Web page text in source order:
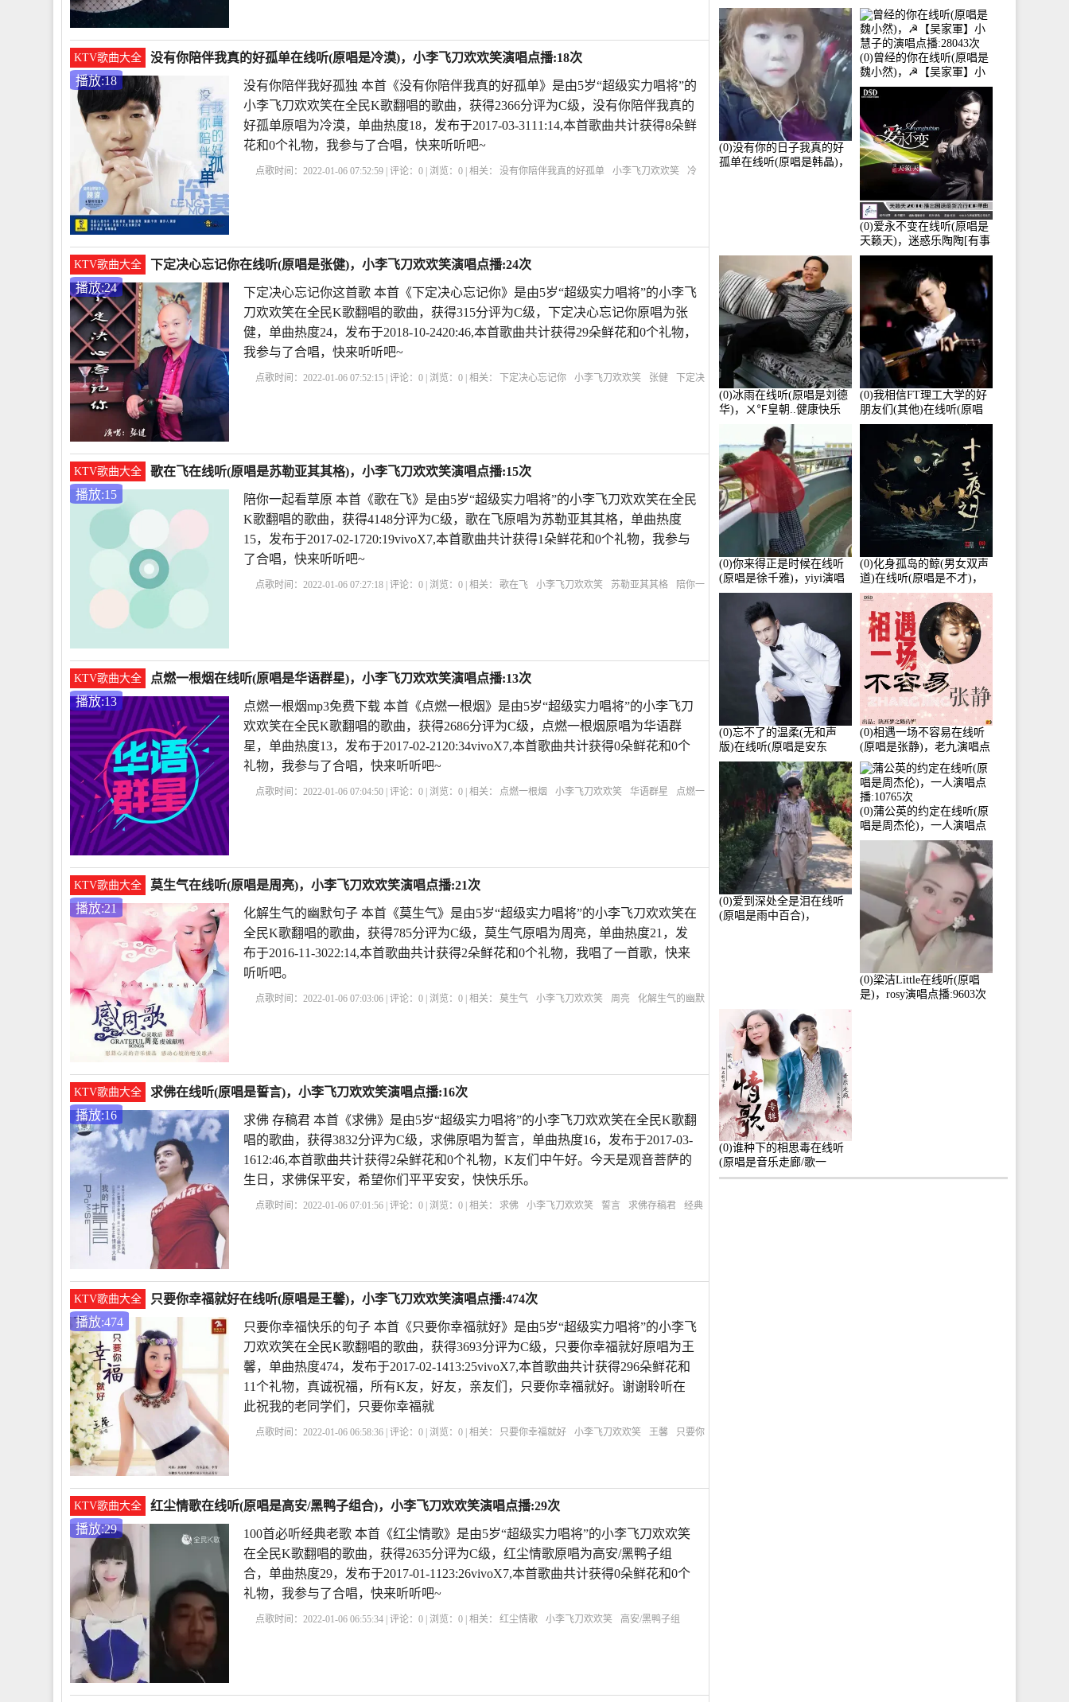
KTV歌曲大全
没有你陪伴我真的好孤单在线听(原唱是冷漠)，小李飞刀欢欢笑演唱点播:18次
播放:18
没有你陪伴我好孤独 本首《没有你陪伴我真的好孤单》是由5岁“超级实力唱将”的
小李飞刀欢欢笑在全民K歌翻唱的歌曲，获得2366分评为C级，没有你陪伴我真的
好孤单原唱为冷漠，单曲热度18，发布于2017-03-3111:14,本首歌曲共计获得8朵鲜
花和0个礼物，我参与了合唱，快来听听吧~
点歌时间：2022-01-06 07:52:59 | 评论：0 | 浏览：0 | 相关： 没有你陪伴我真的好孤单 小李飞刀欢欢笑
冷
KTV歌曲大全
下定决心忘记你在线听(原唱是张健)，小李飞刀欢欢笑演唱点播:24次
播放:24
下定决心忘记你这首歌 本首《下定决心忘记你》是由5岁“超级实力唱将”的小李飞
刀欢欢笑在全民K歌翻唱的歌曲，获得315分评为C级，下定决心忘记你原唱为张
健，单曲热度24，发布于2018-10-2420:46,本首歌曲共计获得29朵鲜花和0个礼物，
我参与了合唱，快来听听吧~
点歌时间：2022-01-06 07:52:15 | 评论：0 | 浏览：0 | 相关： 下定决心忘记你 小李飞刀欢欢笑 张健
下定决
KTV歌曲大全
歌在飞在线听(原唱是苏勒亚其其格)，小李飞刀欢欢笑演唱点播:15次
播放:15
陪你一起看草原 本首《歌在飞》是由5岁“超级实力唱将”的小李飞刀欢欢笑在全民
K歌翻唱的歌曲，获得4148分评为C级，歌在飞原唱为苏勒亚其其格，单曲热度
15，发布于2017-02-1720:19vivoX7,本首歌曲共计获得1朵鲜花和0个礼物，我参与
了合唱，快来听听吧~
点歌时间：2022-01-06 07:27:18 | 评论：0 | 浏览：0 | 相关： 歌在飞 小李飞刀欢欢笑 苏勒亚其其格
陪你一
KTV歌曲大全
点燃一根烟在线听(原唱是华语群星)，小李飞刀欢欢笑演唱点播:13次
播放:13
点燃一根烟mp3免费下载 本首《点燃一根烟》是由5岁“超级实力唱将”的小李飞刀
欢欢笑在全民K歌翻唱的歌曲，获得2686分评为C级，点燃一根烟原唱为华语群
星，单曲热度13，发布于2017-02-2120:34vivoX7,本首歌曲共计获得0朵鲜花和0个
礼物，我参与了合唱，快来听听吧~
点歌时间：2022-01-06 07:04:50 | 评论：0 | 浏览：0 | 相关： 点燃一根烟 小李飞刀欢欢笑 华语群星
点燃一
KTV歌曲大全
莫生气在线听(原唱是周亮)，小李飞刀欢欢笑演唱点播:21次
播放:21
化解生气的幽默句子 本首《莫生气》是由5岁“超级实力唱将”的小李飞刀欢欢笑在
全民K歌翻唱的歌曲，获得785分评为C级，莫生气原唱为周亮，单曲热度21，发
布于2016-11-3022:14,本首歌曲共计获得2朵鲜花和0个礼物，我唱了一首歌，快来
听听吧。
点歌时间：2022-01-06 07:03:06 | 评论：0 | 浏览：0 | 相关： 莫生气 小李飞刀欢欢笑 周亮
化解生气的幽默
KTV歌曲大全
求佛在线听(原唱是誓言)，小李飞刀欢欢笑演唱点播:16次
播放:16
求佛 存稿君 本首《求佛》是由5岁“超级实力唱将”的小李飞刀欢欢笑在全民K歌翻
唱的歌曲，获得3832分评为C级，求佛原唱为誓言，单曲热度16，发布于2017-03-
1612:46,本首歌曲共计获得2朵鲜花和0个礼物，K友们中午好。今天是观音菩萨的
生日，求佛保平安，希望你们平平安安，快快乐乐。
点歌时间：2022-01-06 07:01:56 | 评论：0 | 浏览：0 | 相关： 求佛 小李飞刀欢欢笑 誓言 求佛存稿君
经典
KTV歌曲大全
只要你幸福就好在线听(原唱是王馨)，小李飞刀欢欢笑演唱点播:474次
播放:474
只要你幸福快乐的句子 本首《只要你幸福就好》是由5岁“超级实力唱将”的小李飞
刀欢欢笑在全民K歌翻唱的歌曲，获得3693分评为C级，只要你幸福就好原唱为王
馨，单曲热度474，发布于2017-02-1413:25vivoX7,本首歌曲共计获得296朵鲜花和
11个礼物，真诚祝福，所有K友，好友，亲友们，只要你幸福就好。谢谢聆听在
此祝我的老同学们，只要你幸福就
点歌时间：2022-01-06 06:58:36 | 评论：0 | 浏览：0 | 相关： 只要你幸福就好 小李飞刀欢欢笑 王馨
只要你
KTV歌曲大全
红尘情歌在线听(原唱是高安/黑鸭子组合)，小李飞刀欢欢笑演唱点播:29次
播放:29
100首必听经典老歌 本首《红尘情歌》是由5岁“超级实力唱将”的小李飞刀欢欢笑
在全民K歌翻唱的歌曲，获得2635分评为C级，红尘情歌原唱为高安/黑鸭子组
合，单曲热度29，发布于2017-01-1123:26vivoX7,本首歌曲共计获得0朵鲜花和0个
礼物，我参与了合唱，快来听听吧~
点歌时间：2022-01-06 06:55:34 | 评论：0 | 浏览：0 | 相关： 红尘情歌 小李飞刀欢欢笑
高安/黑鸭子组
唱点播:36次
次
(0)没有你的日子我真的好
孤单在线听(原唱是韩晶)，
(0)曾经的你在线听(原唱是
魏小然)，☭【吴家軍】小
慧子的演唱点播:28043次
(0)爱永不变在线听(原唱是
天籁天)，迷惑乐陶陶[有事
暂离]演唱点播:27678次
(0)冰雨在线听(原唱是刘德
华)，ㄨ℉皇朝..健康快乐
演唱点播:26643次
(0)我相信FT理工大学的好
朋友们(其他)在线听(原唱
是杨培安)，老乔演唱点
播:23714次
(0)你来得正是时候在线听
(原唱是徐千雅)，yiyi演唱
点播:21991次
(0)化身孤岛的鲸(男女双声
道)在线听(原唱是不才)，
HGBai演唱点播:19428次
(0)忘不了的温柔(无和声
版)在线听(原唱是安东
阳)，老九演唱点播:17392
次
(0)相遇一场不容易在线听
(原唱是张静)，老九演唱点
播:11453次
(0)爱到深处全是泪在线听
(原唱是雨中百合)，
(0)蒲公英的约定在线听(原
唱是周杰伦)，一人演唱点
播:10765次
(0)梁洁Little在线听(原唱
是)，rosy演唱点播:9603次
(0)谁种下的相思毒在线听
(原唱是音乐走廊/歌一
生)，小群演唱点播:8975次